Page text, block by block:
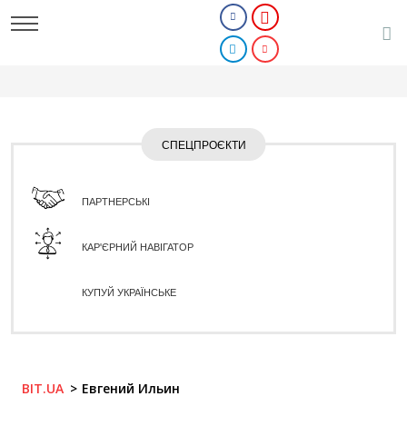
СПЕЦПРОЄКТИ
ПАРТНЕРСЬКІ
КАР'ЄРНИЙ НАВІГАТОР
КУПУЙ УКРАЇНСЬКЕ
BIT.UA Евгений Ильин